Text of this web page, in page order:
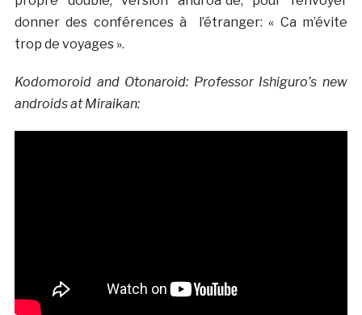
donner des conférences à l’étranger: « Ca m’évite
trop de voyages ».
Kodomoroid and Otonaroid: Professor Ishiguro’s new
androids at Miraikan: